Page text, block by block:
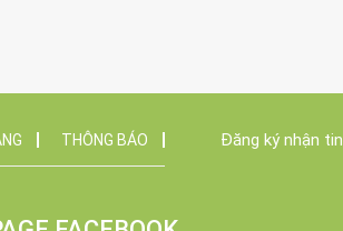
THÔNG BÁO Đăng ký nhận tin